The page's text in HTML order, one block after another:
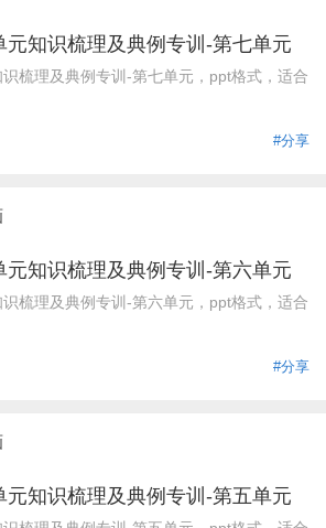
元知识梳理及典例专训-第七单元
梳理及典例专训-第七单元，ppt格式，适合
#分享
元知识梳理及典例专训-第六单元
梳理及典例专训-第六单元，ppt格式，适合
#分享
元知识梳理及典例专训-第五单元